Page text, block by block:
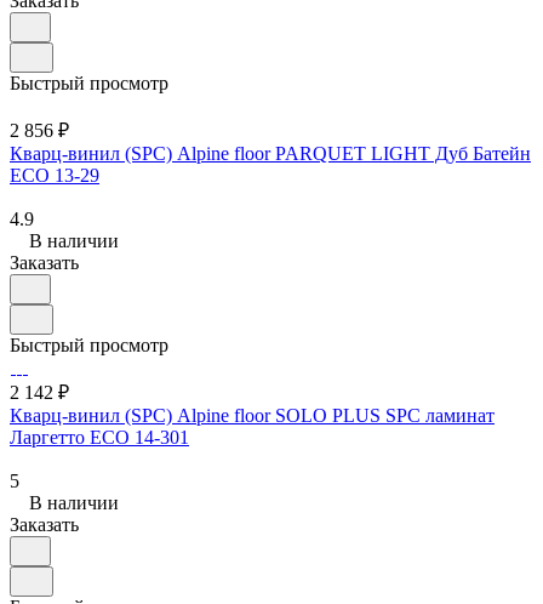
Быстрый просмотр
2 856 ₽
Кварц-винил (SPC) Alpine floor PARQUET LIGHT Дуб Батейн
ЕСО 13-29
4.9
В наличии
Заказать
Быстрый просмотр
2 142 ₽
Кварц-винил (SPC) Alpine floor SOLO PLUS SPC ламинат
Ларгетто ЕСО 14-301
5
В наличии
Заказать